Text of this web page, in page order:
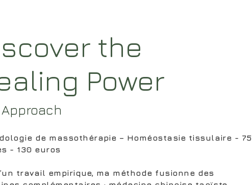
the
Power
de massothérapie – Homéostasie tissulaire - 75
- 130 euros
travail empirique, ma méthode fusionne des